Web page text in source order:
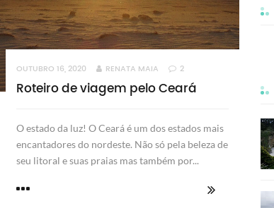
OUTUBRO 16, 2020 RENATA MAIA 2
Roteiro de viagem pelo Ceará
O estado da luz! O Ceará é um dos estados mais
encantadores do nordeste. Não só pela beleza de
seu litoral e suas praias mas também por...